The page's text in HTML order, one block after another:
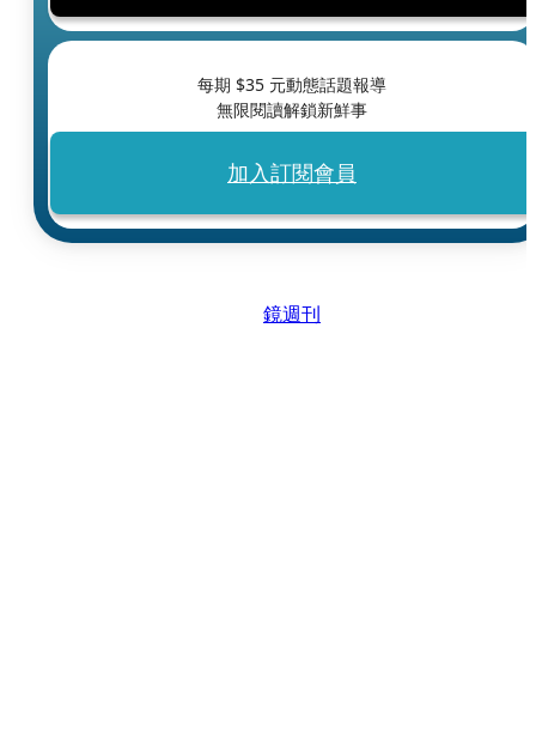
每期 $35 元動態話題報導
無限閱讀解鎖新鮮事
加入訂閱會員
鏡週刊